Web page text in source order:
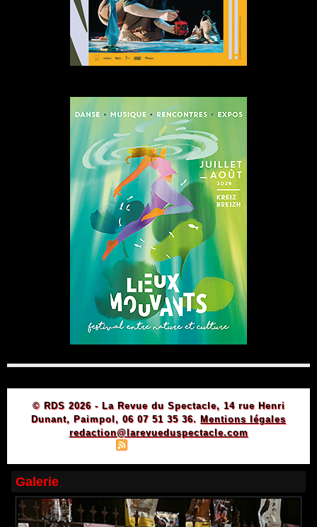
© RDS 2026 - La Revue du Spectacle, 14 rue Henri
Dunant, Paimpol, 06 07 51 35 36. Mentions légales
redaction@larevueduspectacle.com
Galerie